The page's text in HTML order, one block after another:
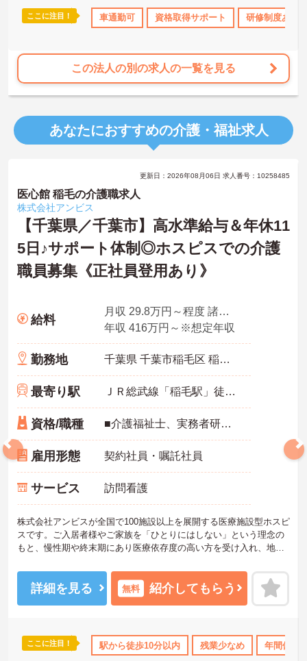
産休･育休･介護休暇取得実績あり 高収入 社会保険完備
ここに注目！ 車通勤可 資格取得サポート 研修制度あり
この法人の別の求人の一覧を見る
あなたにおすすめの介護・福祉求人
研修制度あり 産休･育休･介護休暇取得実績あり 社会保険完備
更新日：2026年08月06日 求人番号：10258485
医心館 稲毛の介護職求人
株式会社アンビス
【千葉県／千葉市】高水準給与＆年休11
5日♪サポート体制◎ホスピスでの介護
職員募集《正社員登用あり》
給料
月収 29.8万円～程度 諸手当込・夜勤4回想定
年収 416万円～※想定年収
勤務地 千葉県 千葉市稲毛区 稲毛東3-4-17
最寄り駅 ＪＲ総武線「稲毛駅」徒歩3分
資格/職種 ■介護福祉士、実務者研修、初任者研修 いずれか ※特養、老健、病院、有老などの実務経験1年以上ある方 ※身体介護の経験年以上ある方、機械浴の使用の経験のある方歓迎
雇用形態 契約社員・嘱託社員
サービス 訪問看護
株式会社アンビスが全国で100施設以上を展開する医療施設型ホスピ
スです。ご入居者様やご家族を「ひとりにはしない」という理念の
もと、慢性期や終末期にあり医療依存度の高い方を受け入れ、地域
護師が24時間常駐しています。急変時の対応や医療行為は看護師が
担当するため、初任者研修や実務者研修の方も食事介助や入浴介助
などの生活を支えるケアに専念できる環境です。多職種で情報を共
なるほか、月平均の残業時間も5時間から7時間程度とかなり少なめ
です。常勤スタッフの比率が90パーセントを超えているため急な勤
詳細を見る 無料 紹介してもらう
ここに注目！ 駅から徒歩10分以内 残業少なめ 年間休日